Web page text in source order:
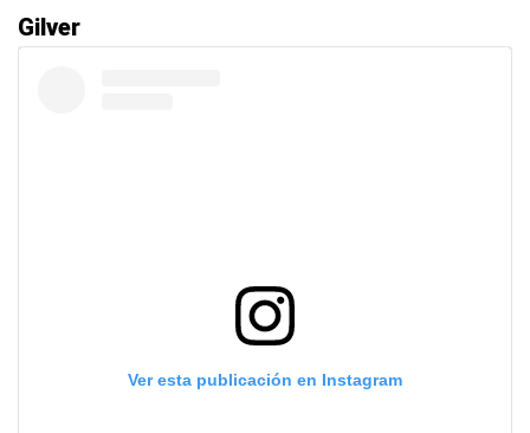
Gilver
Ver esta publicación en Instagram